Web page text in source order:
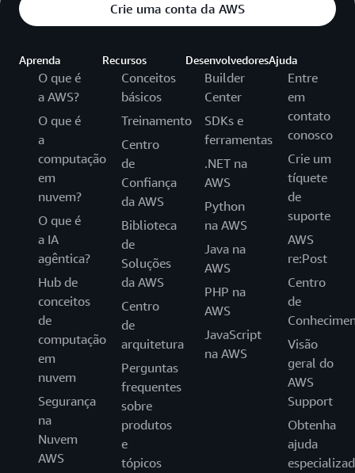
Crie uma conta da AWS
Aprenda
O que é
a AWS?
O que é
a
computação
em
nuvem?
O que é
a IA
agêntica?
Hub de
conceitos
de
computação
em
nuvem
Segurança
na
Nuvem
AWS
Recursos
Conceitos
básicos
Treinamento
Centro
de
Confiança
da AWS
Biblioteca
de
Soluções
da AWS
Centro
de
arquitetura
Perguntas
frequentes
sobre
produtos
e
tópicos
Desenvolvedores
Builder
Center
SDKs e
ferramentas
.NET na
AWS
Python
na AWS
Java na
AWS
PHP na
AWS
JavaScript
na AWS
Ajuda
Entre
em
contato
conosco
Crie um
tíquete
de
suporte
AWS
re:Post
Centro
de
Visão
geral do
AWS
Support
Obtenha
ajuda